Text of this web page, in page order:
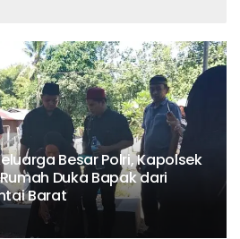
Besar Polri, Kapolsek
Duka Bapak dari
Barat